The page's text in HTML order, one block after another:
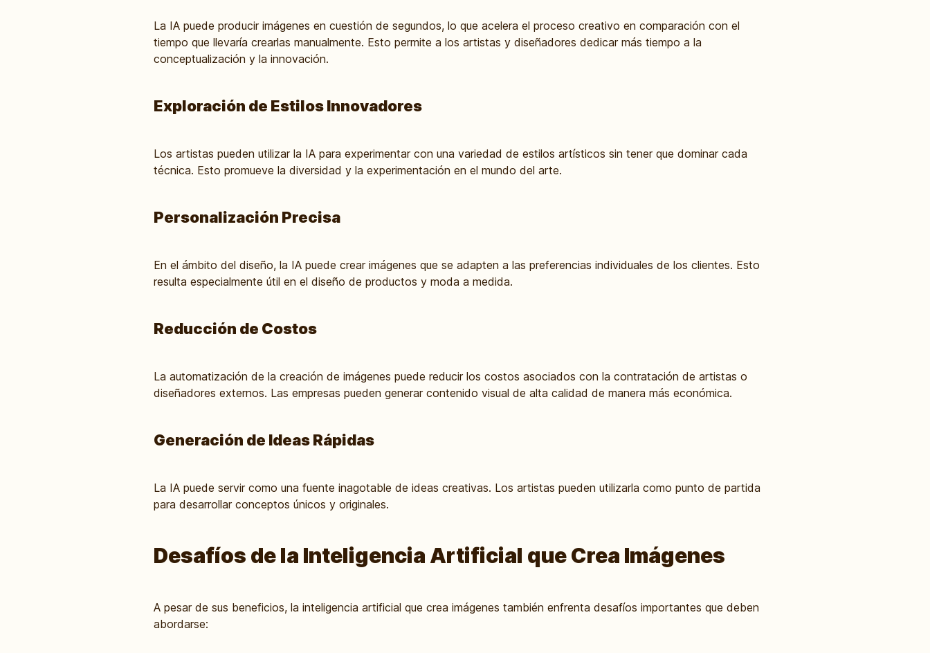
La IA puede producir imágenes en cuestión de segundos, lo que acelera el proceso creativo en comparación con el
tiempo que llevaría crearlas manualmente. Esto permite a los artistas y diseñadores dedicar más tiempo a la
conceptualización y la innovación.
Exploración de Estilos Innovadores
Los artistas pueden utilizar la IA para experimentar con una variedad de estilos artísticos sin tener que dominar cada
técnica. Esto promueve la diversidad y la experimentación en el mundo del arte.
Personalización Precisa
En el ámbito del diseño, la IA puede crear imágenes que se adapten a las preferencias individuales de los clientes. Esto
resulta especialmente útil en el diseño de productos y moda a medida.
Reducción de Costos
La automatización de la creación de imágenes puede reducir los costos asociados con la contratación de artistas o
diseñadores externos. Las empresas pueden generar contenido visual de alta calidad de manera más económica.
Generación de Ideas Rápidas
La IA puede servir como una fuente inagotable de ideas creativas. Los artistas pueden utilizarla como punto de partida
para desarrollar conceptos únicos y originales.
Desafíos de la Inteligencia Artificial que Crea Imágenes
A pesar de sus beneficios, la inteligencia artificial que crea imágenes también enfrenta desafíos importantes que deben
abordarse: